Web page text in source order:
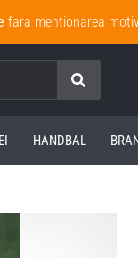
fara mentionarea
Cauta
HANDBAL